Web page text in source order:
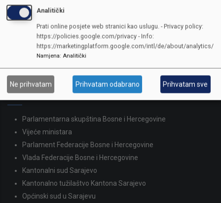
KONTAKTI
SKUPŠTINA
Adresa: Sarajevo, Reisa Džemaludina Čauševića 1
387 33 562-044
387 33 562-210
skupstina@skupstina.ks.gov.ba
LINKOVI
Parlamentarna skupština Bosne i Hercegovine
Vijeće ministara
Parlament Federacije Bosne i Hercegovine
Vlada Federacije Bosne i Hercegovine
Kantonalni sud Sarajevo
Kantonalno tužilaštvo Kantona Sarajevo
Općinski sud u Sarajevu
Analitički
Prati online posjete web stranici kao uslugu. - Privacy policy:
https://policies.google.com/privacy - Info:
https://marketingplatform.google.com/intl/de/about/analytics/
Namjena: Analitički
Ne prihvatam Prihvatam odabrano Prihvatam sve